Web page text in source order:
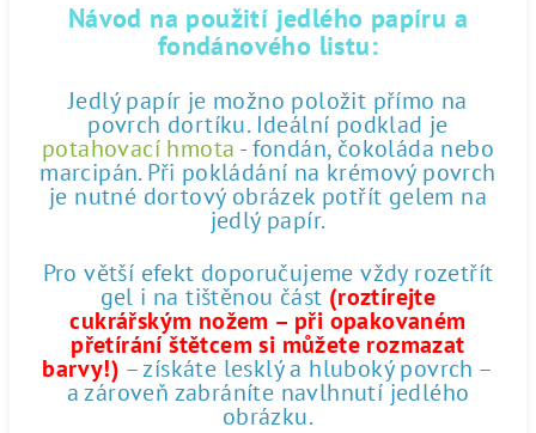
Návod na použití jedlého papíru a
fondánového listu:
Jedlý papír je možno položit přímo na
povrch dortíku. Ideální podklad je
potahovací hmota - fondán, čokoláda nebo
marcipán. Při pokládání na krémový povrch
je nutné dortový obrázek potřít gelem na
jedlý papír.
Pro větší efekt doporučujeme vždy rozetřít
gel i na tištěnou část (roztírejte
cukrářským nožem – při opakovaném
přetírání štětcem si můžete rozmazat
barvy!) – získáte lesklý a hluboký povrch –
a zároveň zabráníte navlhnutí jedlého
obrázku.